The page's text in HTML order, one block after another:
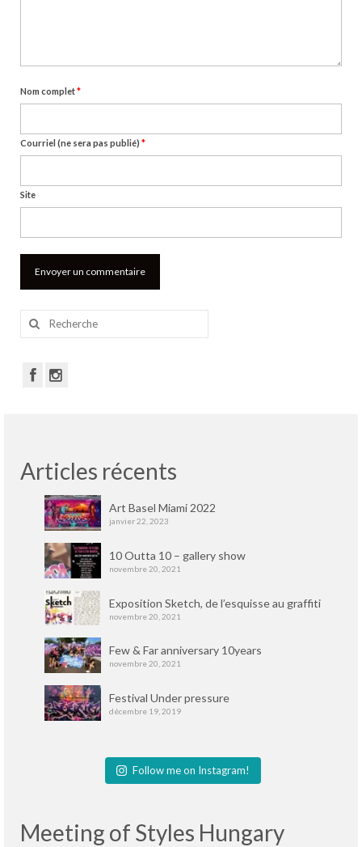
Nom complet*
Courriel (ne sera pas publié) *
Site
Rechercher
Articles récents
Art Basel Miami 2022
janvier 22, 2023
10 Outta 10 – gallery show
novembre 20, 2021
Exposition Sketch, de l’esquisse au graffiti
novembre 20, 2021
Few & Far anniversary 10years
novembre 20, 2021
Festival Under pressure
décembre 19, 2019
Follow me on Instagram!
Meeting of Styles Hungary